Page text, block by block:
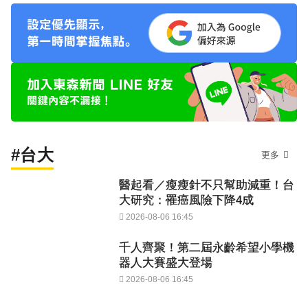
#台大 更多
醫起看／瘦瘦針不只幫助減重！台
大研究：罹癌風險下降4成
2026-08-06 16:45
千人齊聚！第二屆永齡希望小學機
器人大賽盛大登場
2026-08-06 16:45